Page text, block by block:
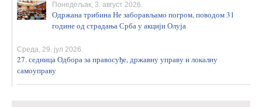
Понедељак, 3. август 2026.
Одржана трибина Не заборављамо погром, поводом 31
године од страдања Срба у акцији Олуја
Среда, 29. јул 2026.
27. седница Одбора за правосуђе, државну управу и локалну
самоуправу